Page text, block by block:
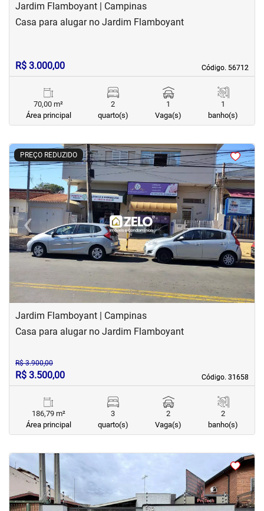
Jardim Flamboyant | Campinas
Código. 56712
Código. 56712
Casa para alugar no Jardim Flamboyant
R$ 3.000,00
70,00 m²
Área principal
2
quarto(s)
1
Vaga(s)
1
banho(s)
PREÇO REDUZIDO
<<<<
‹Previous ›Next
Jardim Flamboyant | Campinas
Código. 31658
Código. 31658
Casa para alugar no Jardim Flamboyant
R$ 3.900,00
R$ 3.500,00
186,79 m²
Área principal
3
quarto(s)
2
Vaga(s)
2
banho(s)
< <